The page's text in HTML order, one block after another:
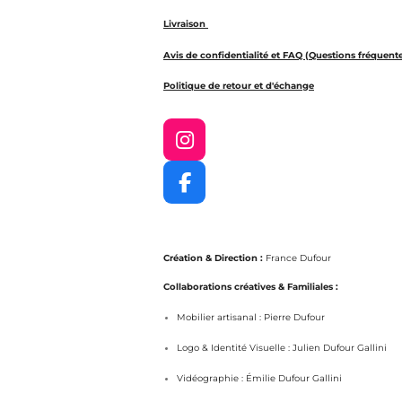
Livraison
Avis de confidentialité et FAQ (Questions
Politique de retour et d'échange
I
n
s
t
r
a
F
a
b
o
k
Création & Direction : France Dufour
Collaborations créatives & Familiales :
Mobilier artisanal : Pierre Dufour
Logo & Identité Visuelle : Julien Dufour Gallini
Vidéographie : Émilie Dufour Gallini